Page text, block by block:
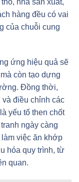
hàng đều có vai
của chuỗi cung
ứng hiệu quả sẽ
còn tạo dựng
Đồng thời,
điều chỉnh các
yếu tố then chốt
ngày càng
làm việc ăn khớp
hóa quy trình, từ
quan.